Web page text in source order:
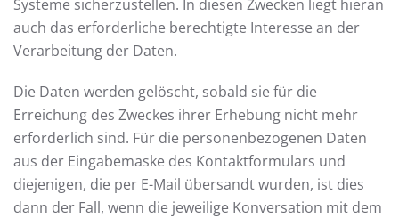
Systeme sicherzustellen. In diesen Zwecken liegt hieran
auch das erforderliche berechtigte Interesse an der
Verarbeitung der Daten.
Die Daten werden gelöscht, sobald sie für die
Erreichung des Zweckes ihrer Erhebung nicht mehr
erforderlich sind. Für die personenbezogenen Daten
aus der Eingabemaske des Kontaktformulars und
diejenigen, die per E-Mail übersandt wurden, ist dies
dann der Fall, wenn die jeweilige Konversation mit dem